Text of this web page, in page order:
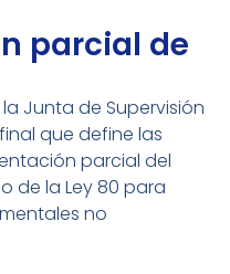
parcial de
Junta de Supervisión
que define las
parcial del
de la Ley 80 para
no